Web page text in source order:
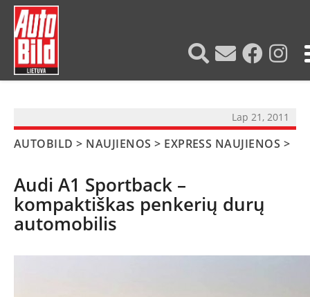
Lap 21, 2011
AUTOBILD > NAUJIENOS > EXPRESS NAUJIENOS >
Audi A1 Sportback –
kompaktiškas penkerių durų
automobilis